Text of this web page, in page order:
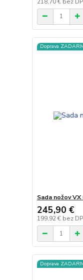
Doprava
Sada nožov
245,90 €
199,92 € bez
Doprava